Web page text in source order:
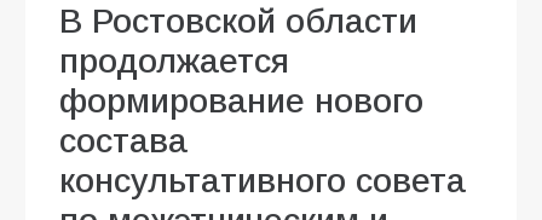
В Ростовской области
продолжается
формирование нового
состава
консультативного совета